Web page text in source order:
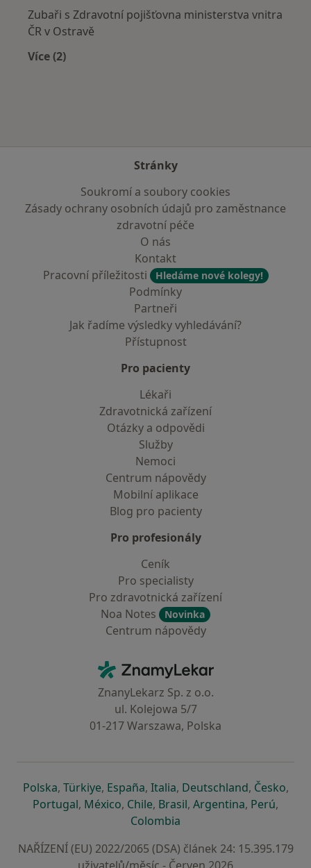
Zubaři s Zdravotní pojišťovna ministerstva vnitra
ČR v Ostravě
Více (2)
Stránky
Soukromí a soubory cookies
Zásady ochrany osobních údajů pro zaměstnance
zdravotní péče
O nás
Kontakt
Pracovní příležitosti
Hledáme nové kolegy!
Podmínky
Partneři
Jak řadíme výsledky vyhledávání?
Přístupnost
Pro pacienty
Lékaři
Zdravotnická zařízení
Otázky a odpovědi
Služby
Nemoci
Centrum nápovědy
Mobilní aplikace
Blog pro pacienty
Pro profesionály
Ceník
Pro specialisty
Pro zdravotnická zařízení
Noa Notes
Novinka
Centrum nápovědy
ZnamyLekar - Hlavní stránka
ZnanyLekarz Sp. z o.o.
ul. Kolejowa 5/7
01-217 Warszawa, Polska
Polskase otevře v nové záložce
, Türkiyese otevře v nové záložce
, Españase otevře v nové záložce
, Italiase otevře v nové záložce
, Deutschlandse otevře v
, Českose
,
Portugalse otevře v nové záložce
, Méxicose otevře v nové záložce
, Chilese otevře v nové záložce
, Brasilse otevře v nové
, Argentinase otevře v
, Perúse
,
Colombia
NAŘÍZENÍ (EU) 2022/2065 (DSA) článek 24: 15.395.179